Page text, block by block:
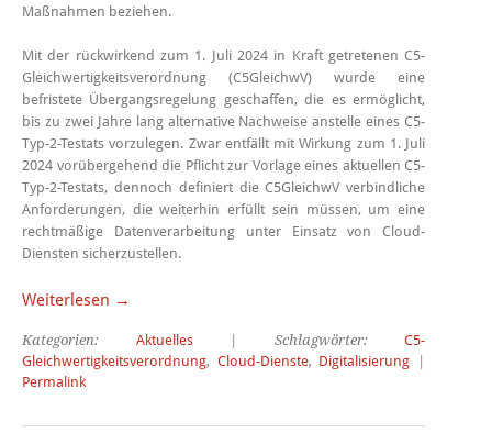
Maßnahmen beziehen.
Mit der rückwirkend zum 1. Juli 2024 in Kraft getretenen C5-
Gleichwertigkeitsverordnung (C5GleichwV) wurde eine
befristete Übergangsregelung geschaffen, die es ermöglicht,
bis zu zwei Jahre lang alternative Nachweise anstelle eines C5-
Typ-2-Testats vorzulegen. Zwar entfällt mit Wirkung zum 1. Juli
2024 vorübergehend die Pflicht zur Vorlage eines aktuellen C5-
Typ-2-Testats, dennoch definiert die C5GleichwV verbindliche
Anforderungen, die weiterhin erfüllt sein müssen, um eine
rechtmäßige Datenverarbeitung unter Einsatz von Cloud-
Diensten sicherzustellen.
Weiterlesen →
Kategorien: Aktuelles| Schlagwörter:C5-
Gleichwertigkeitsverordnung, Cloud-Dienste, Digitalisierung
Permalink